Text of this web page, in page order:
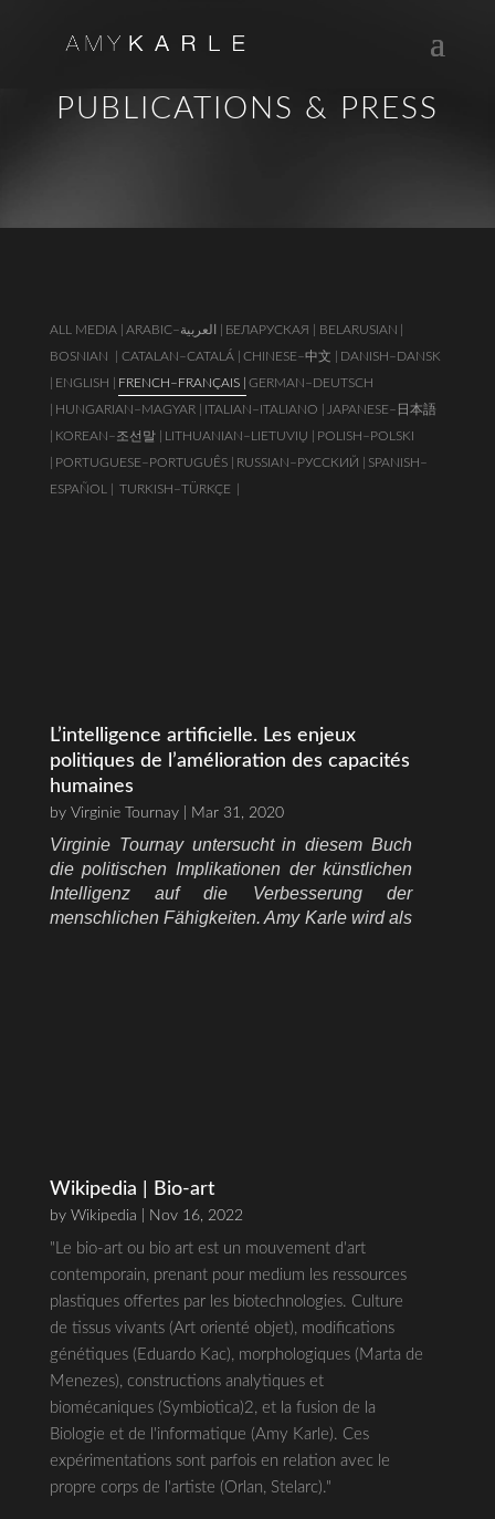
PUBLICATIONS & PRESS
ALL MEDIA | БЕЛАРУСКАЯ | BELARUSIAN
BOSNIAN
| CATALAN–CATALÁ | CHINESE–中文 |
DANISH–DANSK
ENGLISH | FRENCH–FRANÇAIS |
GERMAN–DEUTSCH
HUNGARIAN–MAGYAR | ITALIAN–ITALIANO |
JAPANESE–日本語
KOREAN–조선말 | LITHUANIAN–LIETUVIŲ |
POLISH–POLSKI
PORTUGUESE–PORTUGUÊS | RUSSIAN–РУССКИЙ |
SPANISH–
ESPAÑOL |
TURKISH–TÜRKÇE
L’intelligence artificielle. Les enjeux
politiques de l’amélioration des capacités
humaines
by Virginie Tournay| Mar 31, 2020
Virginie Tournay untersucht in diesem Buch
die politischen Implikationen der künstlichen
Intelligenz auf die Verbesserung der
menschlichen Fähigkeiten. Amy Karle wird als
digitalen Ära zu meistern.
Wikipedia | Bio-art
by Wikipedia | Nov 16, 2022
"Le bio-art ou bio art est un mouvement d'art
contemporain, prenant pour medium les ressources
plastiques offertes par les biotechnologies. Culture
de tissus vivants (Art orienté objet), modifications
génétiques (Eduardo Kac), morphologiques (Marta de
Menezes), constructions analytiques et
biomécaniques (Symbiotica)2, et la fusion de la
Biologie et de l'informatique (Amy Karle). Ces
expérimentations sont parfois en relation avec le
propre corps de l'artiste (Orlan, Stelarc)."